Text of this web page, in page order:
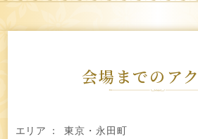
会場までのア
エリア ：
東京・永田町